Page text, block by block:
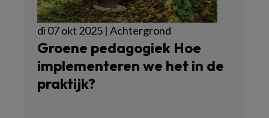
di 07 okt 2025 | Achtergrond
Groene pedagogiek Hoe
implementeren we het in de
praktijk?